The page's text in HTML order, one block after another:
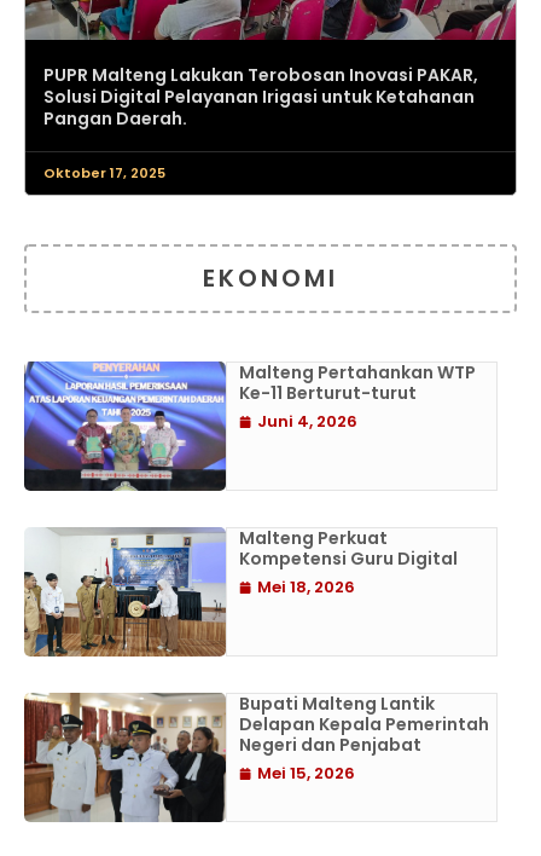
PUPR Malteng Lakukan Terobosan Inovasi PAKAR,
Solusi Digital Pelayanan Irigasi untuk Ketahanan
Pangan Daerah.
Oktober 17, 2025
EKONOMI
Malteng Pertahankan WTP
Ke-11 Berturut-turut
Juni 4, 2026
Malteng Perkuat
Kompetensi Guru Digital
Mei 18, 2026
Bupati Malteng Lantik
Delapan Kepala Pemerintah
Negeri dan Penjabat
Mei 15, 2026